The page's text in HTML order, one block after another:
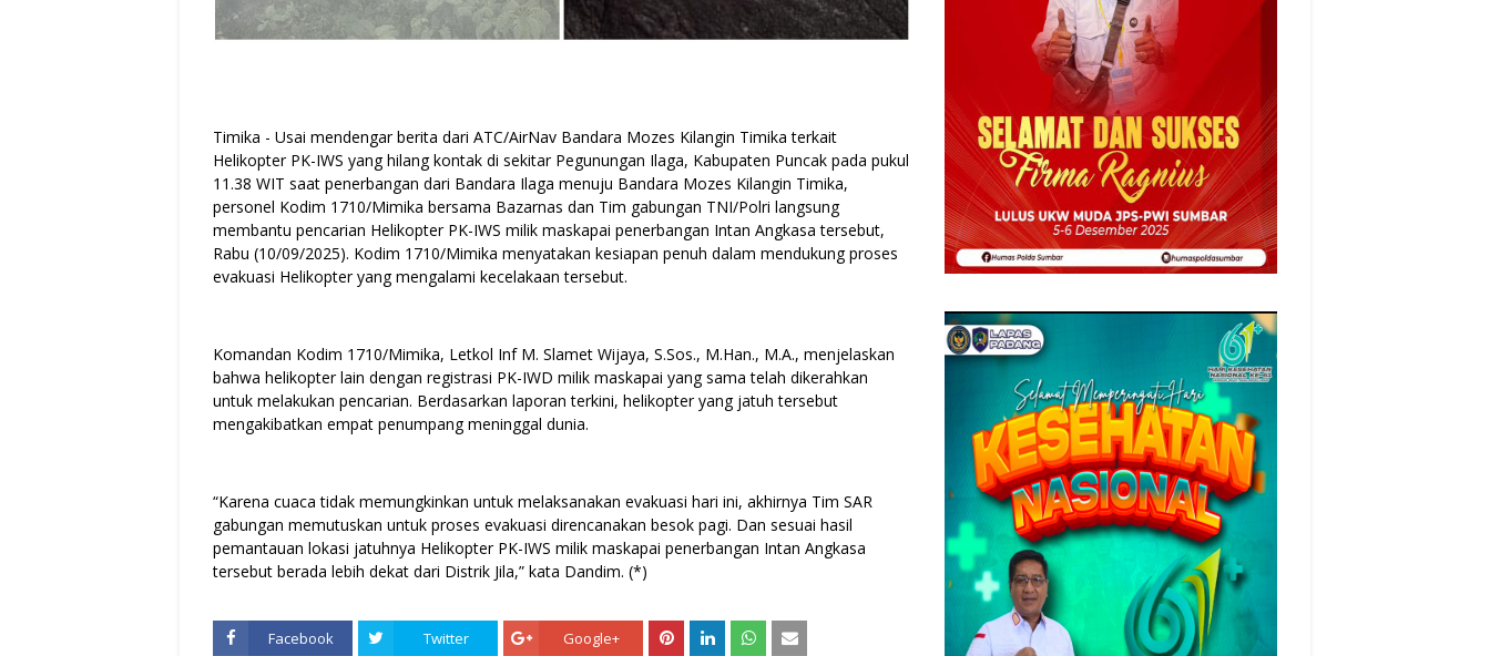
Timika - Usai mendengar berita dari ATC/AirNav Bandara Mozes Kilangin Timika terkait
Helikopter PK-IWS yang hilang kontak di sekitar Pegunungan Ilaga, Kabupaten Puncak pada pukul
11.38 WIT saat penerbangan dari Bandara Ilaga menuju Bandara Mozes Kilangin Timika,
personel Kodim 1710/Mimika bersama Bazarnas dan Tim gabungan TNI/Polri langsung
membantu pencarian Helikopter PK-IWS milik maskapai penerbangan Intan Angkasa tersebut,
Rabu (10/09/2025). Kodim 1710/Mimika menyatakan kesiapan penuh dalam mendukung proses
evakuasi Helikopter yang mengalami kecelakaan tersebut.
Komandan Kodim 1710/Mimika, Letkol Inf M. Slamet Wijaya, S.Sos., M.Han., M.A., menjelaskan
bahwa helikopter lain dengan registrasi PK-IWD milik maskapai yang sama telah dikerahkan
untuk melakukan pencarian. Berdasarkan laporan terkini, helikopter yang jatuh tersebut
mengakibatkan empat penumpang meninggal dunia.
“Karena cuaca tidak memungkinkan untuk melaksanakan evakuasi hari ini, akhirnya Tim SAR
gabungan memutuskan untuk proses evakuasi direncanakan besok pagi. Dan sesuai hasil
pemantauan lokasi jatuhnya Helikopter PK-IWS milik maskapai penerbangan Intan Angkasa
tersebut berada lebih dekat dari Distrik Jila,” kata Dandim. (*)
Facebook Twitter Google+